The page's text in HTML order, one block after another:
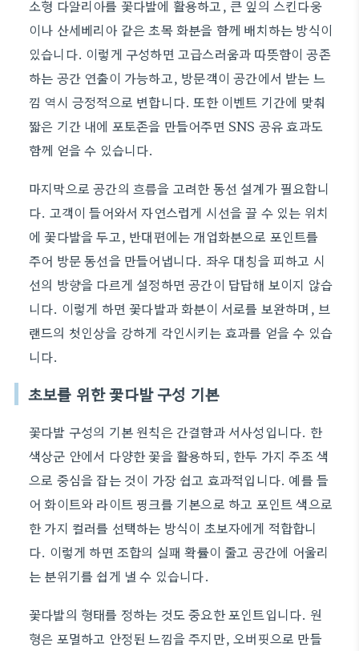
소형 다알리아를 꽃다발에 활용하고, 큰 잎의 스킨다웅
이나 산세베리아 같은 초목 화분을 함께 배치하는 방식이
있습니다. 이렇게 구성하면 고급스러움과 따뜻함이 공존
하는 공간 연출이 가능하고, 방문객이 공간에서 받는 느
낌 역시 긍정적으로 변합니다. 또한 이벤트 기간에 맞춰
짧은 기간 내에 포토존을 만들어주면 SNS 공유 효과도
함께 얻을 수 있습니다.
마지막으로 공간의 흐름을 고려한 동선 설계가 필요합니
다. 고객이 들어와서 자연스럽게 시선을 끌 수 있는 위치
에 꽃다발을 두고, 반대편에는 개업화분으로 포인트를
주어 방문 동선을 만들어냅니다. 좌우 대칭을 피하고 시
선의 방향을 다르게 설정하면 공간이 답답해 보이지 않습
니다. 이렇게 하면 꽃다발과 화분이 서로를 보완하며, 브
랜드의 첫인상을 강하게 각인시키는 효과를 얻을 수 있습
니다.
초보를 위한 꽃다발 구성 기본
꽃다발 구성의 기본 원칙은 간결함과 서사성입니다. 한
색상군 안에서 다양한 꽃을 활용하되, 한두 가지 주조 색
으로 중심을 잡는 것이 가장 쉽고 효과적입니다. 예를 들
어 화이트와 라이트 핑크를 기본으로 하고 포인트 색으로
한 가지 컬러를 선택하는 방식이 초보자에게 적합합니
다. 이렇게 하면 조합의 실패 확률이 줄고 공간에 어울리
는 분위기를 쉽게 낼 수 있습니다.
꽃다발의 형태를 정하는 것도 중요한 포인트입니다. 원
형은 포멀하고 안정된 느낌을 주지만, 오버핏으로 만들